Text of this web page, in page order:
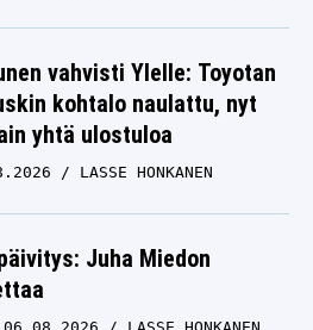
vahvisti Ylelle: Toyotan
kohtalo naulattu, nyt
yhtä ulostuloa
LASSE HONKANEN
Juha Miedon
06.08.2026